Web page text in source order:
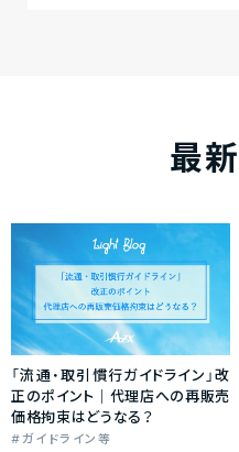
最
「流通・取引慣行ガイドライン」改
正のポイント｜代理店への再販売
価格拘束はどうなる？
ガイドライン等